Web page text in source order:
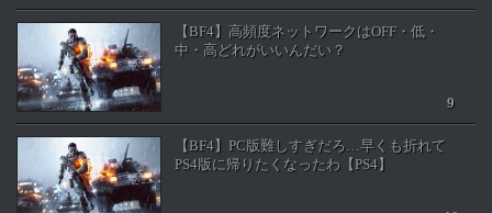
【BF4】高頻度ネットワークはOFF・低・
中・高どれがいいんだい？
【BF4】PC版難しすぎだろ…早くも折れて
PS4版に帰りたくなったわ【PS4】